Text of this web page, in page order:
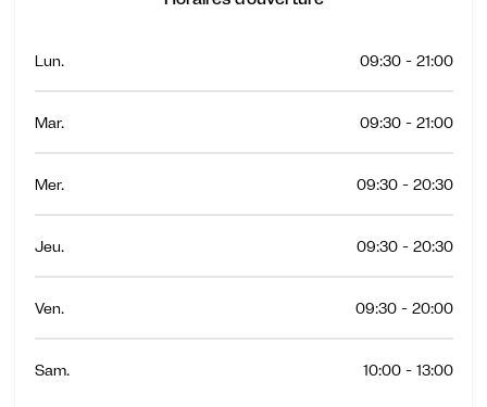
Lun. 09:30 - 21:00
Mar. 09:30 - 21:00
Mer. 09:30 - 20:30
Jeu. 09:30 - 20:30
Ven. 09:30 - 20:00
Sam. 10:00 - 13:00